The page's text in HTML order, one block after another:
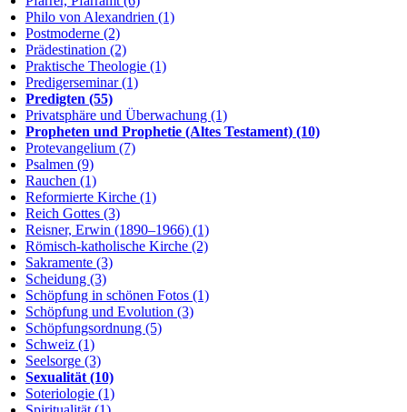
Philo von Alexandrien (1)
Postmoderne (2)
Prädestination (2)
Praktische Theologie (1)
Predigerseminar (1)
Predigten (55)
Privatsphäre und Überwachung (1)
Propheten und Prophetie (Altes Testament) (10)
Protevangelium (7)
Psalmen (9)
Rauchen (1)
Reformierte Kirche (1)
Reich Gottes (3)
Reisner, Erwin (1890–1966) (1)
Römisch-katholische Kirche (2)
Sakramente (3)
Scheidung (3)
Schöpfung in schönen Fotos (1)
Schöpfung und Evolution (3)
Schöpfungsordnung (5)
Schweiz (1)
Seelsorge (3)
Sexualität (10)
Soteriologie (1)